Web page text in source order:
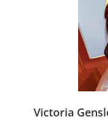
Victoria